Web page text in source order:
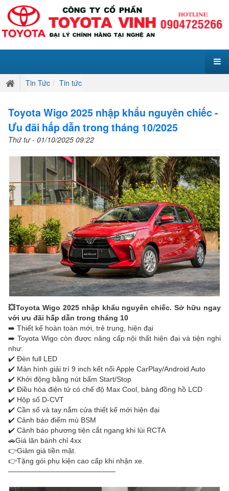
Tin Tức Tin tức
Toyota Wigo 2025 nhập khẩu nguyên chiếc -
Ưu đãi hấp dẫn trong tháng 10/2025
Thứ tư - 01/10/2025 09:22
💥Toyota Wigo 2025 nhập khẩu nguyên chiếc. Sở hữu ngay
với ưu đãi hấp dẫn trong tháng 10
➡️ Thiết kế hoàn toàn mới, trẻ trung, hiện đại
➡️ Toyota Wigo còn được nâng cấp nội thất hiện đại và tiện nghi
như:
✔️ Đèn full LED
✔️ Màn hình giải trí 9 inch kết nối Apple CarPlay/Android Auto
✔️ Khởi động bằng nút bấm Start/Stop
✔️ Điều hòa điện tử có chế độ Max Cool, bảng đồng hồ LCD
✔️ Hộp số D-CVT
✔️ Cần số và tay nắm cửa thiết kế mới hiện đại
✔️ Cảnh báo điểm mù BSM
✔️ Cảnh báo phương tiện cắt ngang khi lùi RCTA
🚗Giá lăn bánh chỉ 4xx
👉Giảm giá tiền mặt.
👉Tặng gói phụ kiện cao cấp khi nhận xe.
———————————————